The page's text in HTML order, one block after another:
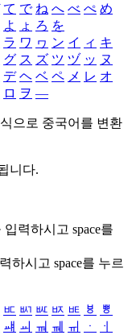
て で ね へ べ ぺ め
よ ょ ろ を
ラ ワ ヮ ン イ ィ キ
グ ス ズ ツ ヅ ッ ヌ
デ ヘ ベ ペ メ レ オ
ロ ヲ ―
으로 중국어를 변환
니다.
입력하시고 space를
하시고 space를 누르
ㅳ ㅴ ㅵ ㅶ ㅷ ㅸ
ㅹ
ㆈ ㆉ ㆊ ㆋ ㆌ ㆍ
ㆎ